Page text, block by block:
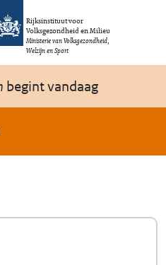
Rijksinstituut voor
Volksgezondheid en Milieu
Ministerie van Volksgezondheid,
Welzijn en Sport
begint vandaag